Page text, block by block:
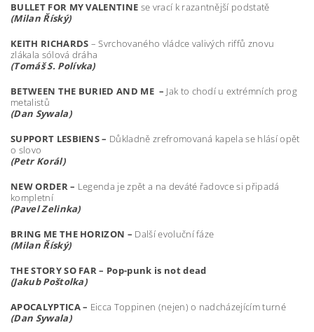
BULLET FOR MY VALENTINE se vrací k razantnější podstatě
(Milan Říský)
KEITH RICHARDS – Svrchovaného vládce valivých riffů znovu
zlákala sólová dráha
(TomášS. Polívka)
BETWEEN THE BURIED AND ME – Jak to chodí u extrémních prog
metalistů
(Dan Sywala)
SUPPORT LESBIENS – Důkladně zrefromovaná kapela se hlásí opět
o slovo
(Petr Korál)
NEW ORDER – Legenda je zpět a na deváté řadovce si připadá
kompletní
(Pavel Zelinka)
BRING ME THE HORIZON – Další evoluční fáze
(Milan Říský)
THE STORY SO FAR – Pop-punk is not dead
(Jakub Poštolka)
APOCALYPTICA – Eicca Toppinen (nejen) o nadcházejícím turné
(Dan Sywala)